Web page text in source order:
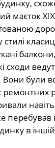
маєток XIX
сходи
були
навіть
перебував
в іншій